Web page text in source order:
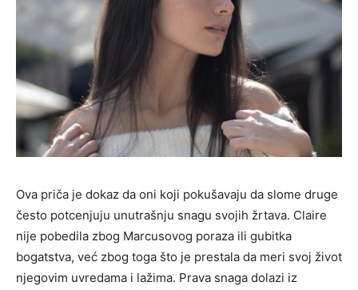
Ova priča je dokaz da oni koji pokušavaju da slome druge
često potcenjuju unutrašnju snagu svojih žrtava. Claire
nije pobedila zbog Marcusovog poraza ili gubitka
bogatstva, već zbog toga što je prestala da meri svoj život
njegovim uvredama i lažima. Prava snaga dolazi iz